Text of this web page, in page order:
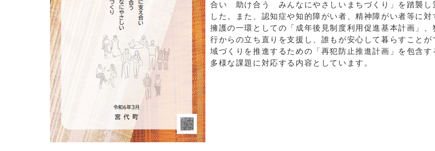
合い 助け合う みんなにやさしいまちづくり」を踏襲し
した。また、認知症や知的障がい者、精神障がい者等に対
擁護の一環としての「成年後見制度利用促進基本計画」、
行からの立ち直りを支援し、誰もが安心して暮らすことが
域づくりを推進するための「再犯防止推進計画」を包含す
多様な課題に対応する内容としています。